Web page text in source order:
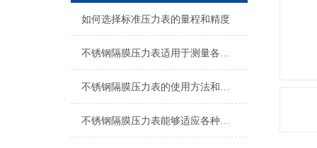
如何选择标准压力表的量程和精度
不锈钢隔膜压力表适用于测量各种酸、碱等腐蚀性介质
不锈钢隔膜压力表的使用方法和维护保养方式
不锈钢隔膜压力表能够适应各种工作环境和介质